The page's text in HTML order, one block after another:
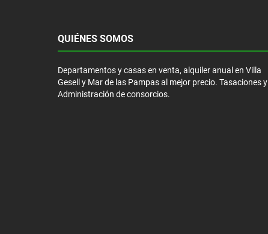
QUIÉNES SOMOS
Departamentos y casas en venta, alquiler anual en Villa
Gesell y Mar de las Pampas al mejor precio. Tasaciones y
Administración de consorcios.